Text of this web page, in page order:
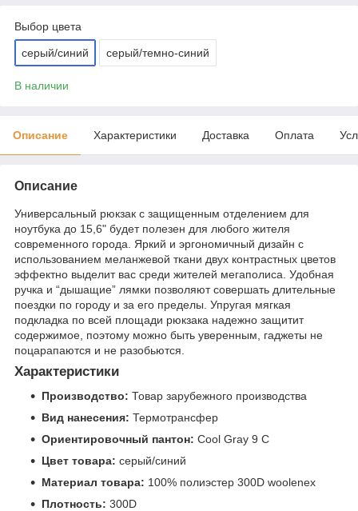
Выбор цвета
серый/синий серый/темно-синий
В наличии
Описание Характеристики Доставка Оплата
Описание
Универсальный рюкзак с защищенным отделением для
ноутбука до 15,6" будет полезен для любого жителя
современного города. Яркий и эргономичный дизайн с
использованием меланжевой ткани двух контрастных цветов
эффектно выделит вас среди жителей мегаполиса. Удобная
ручка и “дышащие” лямки позволяют совершать длительные
поездки по городу и за его пределы. Упругая мягкая
подкладка по всей площади рюкзака надежно защитит
содержимое, поэтому можно быть уверенным, гаджеты не
поцарапаются и не разобьются.
Характеристики
Производство: Товар зарубежного производства
Вид нанесения: Термотрансфер
Ориентировочный пантон: Cool Gray 9 C
Цвет товара: серый/синий
Материал товара: 100% полиэстер 300D woolenex
Плотность: 300D